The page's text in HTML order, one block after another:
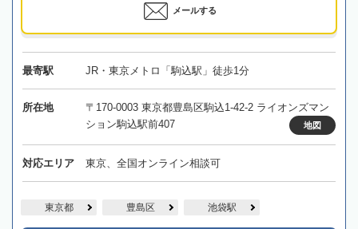
メールする
最寄駅 JR・東京メトロ「駒込駅」徒歩1分
所在地
〒170-0003 東京都豊島区駒込1-42-2 ライオンズマン
ション駒込駅前407
地図
対応エリア 東京、全国オンライン相談可
東京都 豊島区 池袋駅